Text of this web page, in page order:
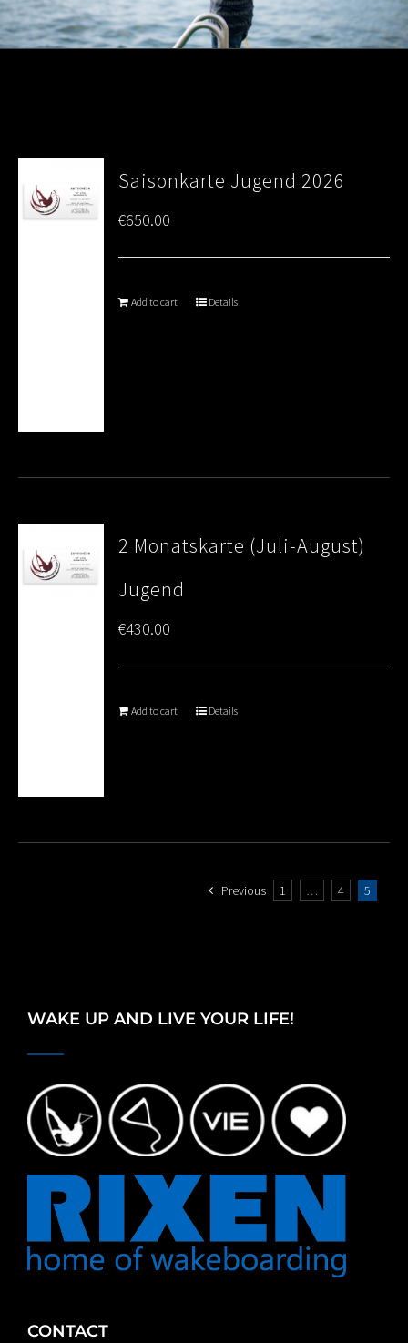
Saisonkarte Jugend 2026
€650.00
Add to cart Details
2 Monatskarte (Juli-August)
Jugend
€430.00
Add to cart Details
Previous 1 … 4 5
WAKE UP AND LIVE YOUR LIFE!
CONTACT